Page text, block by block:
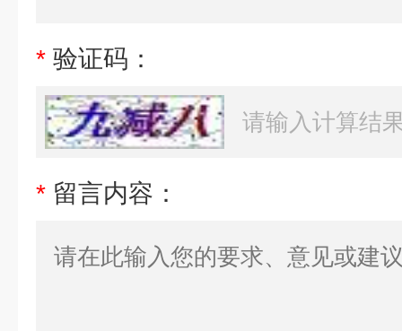
* 验证码：
* 留言内容：